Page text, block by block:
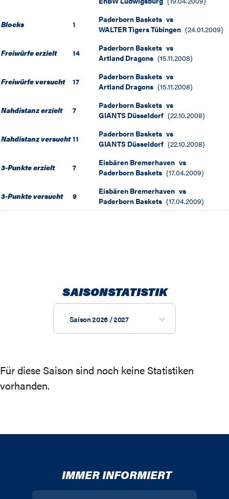
Blocks 1 Paderborn Baskets vs
WALTER Tigers Tübingen (24.01.2009)
Freiwürfe erzielt 14 Paderborn Baskets vs
Artland Dragons (15.11.2008)
Freiwürfe versucht 17 Paderborn Baskets vs
Artland Dragons (15.11.2008)
Nahdistanz erzielt 7 Paderborn Baskets vs
GIANTS Düsseldorf (22.10.2008)
Nahdistanz versucht 11 Paderborn Baskets vs
GIANTS Düsseldorf (22.10.2008)
3-Punkte erzielt 7 Eisbären Bremerhaven vs
Paderborn Baskets (17.04.2009)
3-Punkte versucht 9 Eisbären Bremerhaven vs
Paderborn Baskets (17.04.2009)
SAISONSTATISTIK
Saison 2026 / 2027
Für diese Saison sind noch keine Statistiken
vorhanden.
IMMER INFORMIERT